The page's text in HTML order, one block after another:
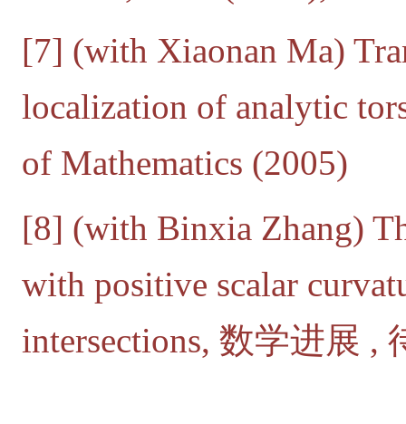
[7] (with Xiaonan Ma)
localization of analytic
of Mathematics (2005)
[8] (with Binxia Zhang)
with positive scalar
intersections, 数学进展 ,